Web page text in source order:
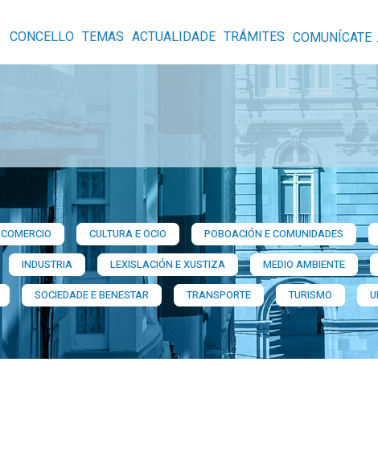
CONCELLO TEMAS ACTUALIDADE TRÁMITES COMUNÍCATE
COMERCIO CULTURA E OCIO POBOACIÓN E COMUNIDADES
INDUSTRIA LEXISLACIÓN E XUSTIZA MEDIO AMBIENTE
SOCIEDADE E BENESTAR TRANSPORTE TURISMO